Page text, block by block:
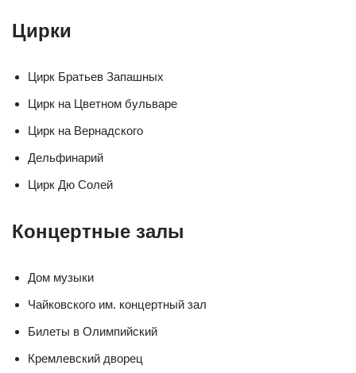
Цирки
Цирк Братьев Запашных
Цирк на Цветном бульваре
Цирк на Вернадского
Дельфинарий
Цирк Дю Солей
Концертные залы
Дом музыки
Чайковского им. концертный зал
Билеты в Олимпийский
Кремлевский дворец